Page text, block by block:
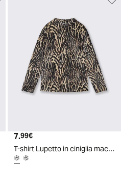
Prezzo attuale
7.99€
T-shirt Lupetto in ciniglia maculata e tigrata - Tigrato